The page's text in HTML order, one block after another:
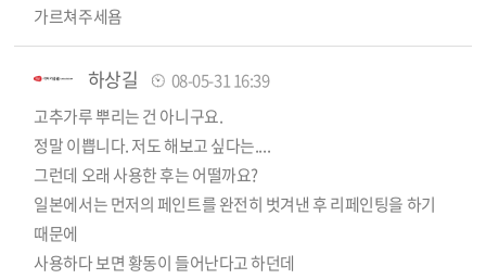
가르쳐주세욤
하상길
08-05-31 16:39
고추가루 뿌리는 건 아니구요.
정말 이쁩니다. 저도 해보고 싶다는....
그런데 오래 사용한 후는 어떨까요?
일본에서는 먼저의 페인트를 완전히 벗겨낸 후 리페인팅을 하기
때문에
사용하다 보면 황동이 들어난다고 하던데